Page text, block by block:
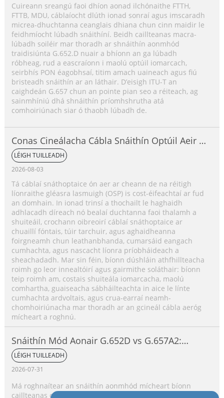
Cuireann sreangú faoi dhíon aonad ilchónaithe FTTH,
FTTB, MDU, cáblaíocht dlúth ionad sonraí agus imscaradh
micrea-dhuchtanna ceanglais dhiana chun cinn maidir le
feidhmíocht lúbadh snáithíní. Beidh caillteanas macra-
lúbadh soiléir mar thoradh ar shnáithín aonmhód
traidisiúnta G.652.D nuair a bhíonn an ga lúbadh
róbheag, rud a eascraíonn i maolú optúil iomarcach,
seirbhís PON éagobhsaí, titim amach uaineach agus fiú
bristeadh snáithín ar an láthair. D’eisigh ITU-T an
caighdeán G.657 chun an pointe pian seo a réiteach, ag
sainmhíniú dhá shnáithín príomhshrutha atá
comhoiriúnach siar ó thaobh lúbadh de.
Conas Cineálacha Cábla Snáithín Optúil Aeir a
Roghnú?
LÉIGH TUILLEADH
2026-08-03
Tá cáblaí snáthoptaice ón aer ar cheann de na réitigh
líonraithe gléasra lasmuigh (OSP) is cost-éifeachtaí ar fud
an domhain. In ionad trinsí a thochailt le haghaidh
adhlacadh díreach nó bealaí duchtanna faoi thalamh a
shuiteáil, crochann oibreoirí cáblaí snáthoptaice ar
chuaillí fóntais, túir tarchuir, agus aghaidheanna
foirgneamh chun leathanbhanda, cumarsáid eangach
cumhachta, agus nascacht líonra príobháideach a
sheachadadh. Mar sin féin, bíonn dúshláin athfhillteacha
roimh go leor innealtóirí agus gairmithe soláthair: bíonn
teip roimh am, costais shuiteála iomarcacha, maolú
comhartha, guaiseacha sábháilteachta in aice le línte
cumhachta ardvoltais, agus crua-earraí neamh-
chomhoiriúnacha mar thoradh ar an gcineál cábla aeróg
mícheart a roghnú.
Snáithín Mód Aonair G.652D vs G.657A2:
Príomhdhifríochtaí, Comparáid Feidhmíochta
& Treoir Roghnúcháin Feidhmchláir
LÉIGH TUILLEADH
2026-07-31
Má roghnaítear an snáithín aonmhód mícheart bíonn
caillteanas optúil iomarcach, teip ar ghlacadh tionscadail,